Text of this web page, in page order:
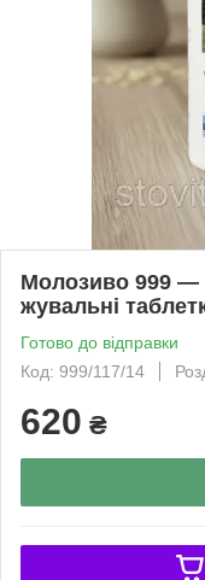
Молозиво 999 —
жувальні
Готово до відправки
Код: 999/117/14
620 ₴